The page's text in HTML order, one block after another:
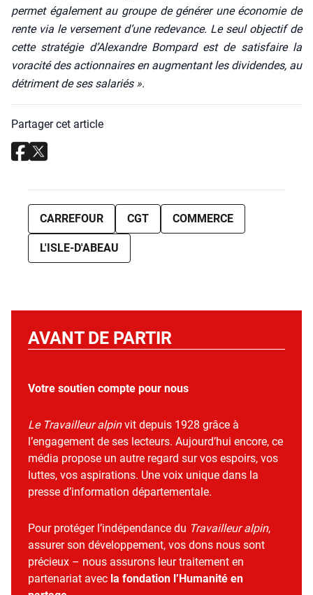
per­met éga­le­ment au groupe de géné­rer une éco­no­mie de
rente via le ver­se­ment d’une rede­vance. Le seul objec­tif de
cette stra­té­gie d’Alexandre Bom­pard est de satis­faire la
vora­ci­té des action­naires en aug­men­tant les divi­dendes, au
détri­ment de ses sala­riés ».
Partager cet article
CARREFOUR CGT COMMERCE
L'ISLE-D'ABEAU
AVANT DE PARTIR
Votre soutien compte pour nous
Le Travailleur alpinvit depuis 1928 grâce à
l’engagement de ses lecteurs. Aujourd’hui encore, ce
média propose un autre regard sur vos espoirs, vos
luttes, vos aspirations. Une voix unique dans la
presse d’information départementale.
Pour protéger l’indépendance du Travailleur alpin,
assurer son développement, vos dons nous sont
précieux – nous assurons leur traitement en
partenariat avec la fondation l’Humanité en